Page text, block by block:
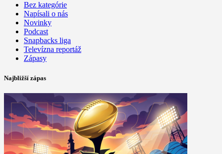
Bez kategórie
Napísali o nás
Novinky
Podcast
Snapbacks liga
Televízna reportáž
Zápasy
Najbližší zápas